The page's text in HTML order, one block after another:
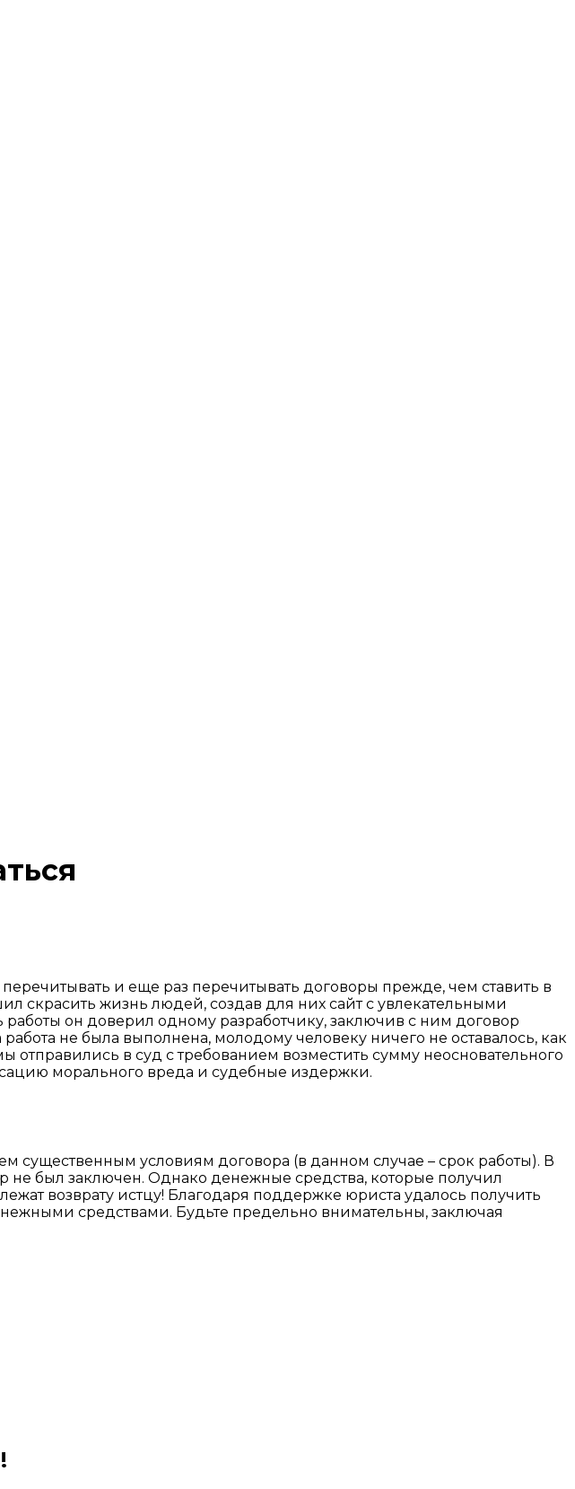
и еще раз перечитывать договоры прежде, чем ставить в
скрасить жизнь людей, создав для них сайт с увлекательными
работы он доверил одному разработчику, заключив с ним договор
не была выполнена, молодому человеку ничего не оставалось, как
в суд с требованием возместить сумму неосновательного
морального вреда и судебные издержки.
существенным условиям договора (в данном случае – срок работы). В
не был заключен. Однако денежные средства, которые получил
возврату истцу! Благодаря поддержке юриста удалось получить
средствами. Будьте предельно внимательны, заключая